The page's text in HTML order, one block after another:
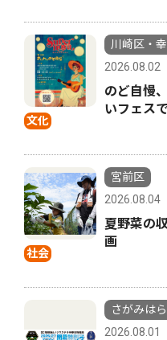
文化
川崎区・
2026.08.02
のど自慢
いフェスで
社会
宮前区
2026.08.04
夏野菜の
画
さがみは
2026.08.01